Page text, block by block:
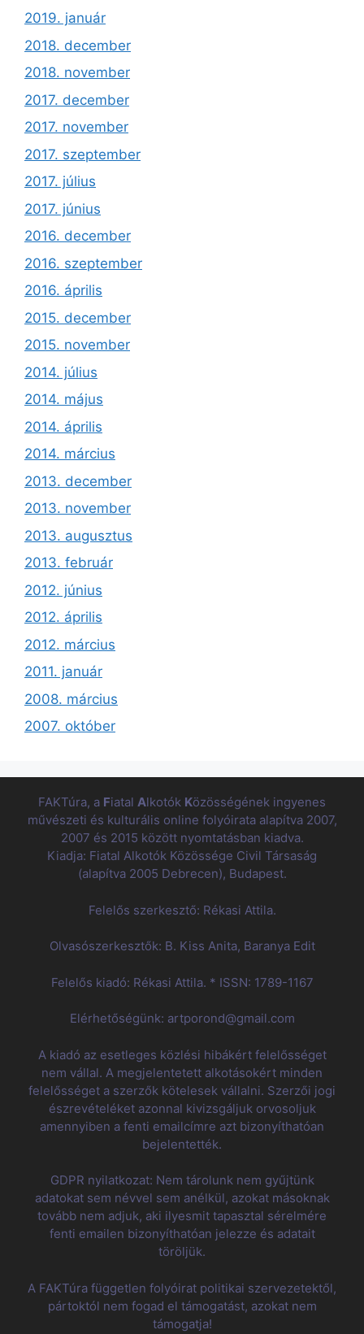
2019. január
2018. december
2018. november
2017. december
2017. november
2017. szeptember
2017. július
2017. június
2016. december
2016. szeptember
2016. április
2015. december
2015. november
2014. július
2014. május
2014. április
2014. március
2013. december
2013. november
2013. augusztus
2013. február
2012. június
2012. április
2012. március
2011. január
2008. március
2007. október
FAKTúra, a Fiatal Alkotók Közösségének ingyenes
művészeti és kulturális online folyóirata alapítva 2007,
2007 és 2015 között nyomtatásban kiadva.
Kiadja: Fiatal Alkotók Közössége Civil Társaság
(alapítva 2005 Debrecen), Budapest.
Felelős szerkesztő: Rékasi Attila.
Olvasószerkesztők: B. Kiss Anita, Baranya Edit
Felelős kiadó: Rékasi Attila. * ISSN: 1789-1167
Elérhetőségünk: artporond@gmail.com
A kiadó az esetleges közlési hibákért felelősséget
nem vállal. A megjelentetett alkotásokért minden
felelősséget a szerzők kötelesek vállalni. Szerzői jogi
észrevételéket azonnal kivizsgáljuk orvosoljuk
amennyiben a fenti emailcímre azt bizonyíthatóan
bejelentették.
GDPR nyilatkozat: Nem tárolunk nem gyűjtünk
adatokat sem névvel sem anélkül, azokat másoknak
tovább nem adjuk, aki ilyesmit tapasztal sérelmére
fenti emailen bizonyíthatóan jelezze és adatait
töröljük.
A FAKTúra független folyóirat politikai szervezetektől,
pártoktól nem fogad el támogatást, azokat nem
támogatja!